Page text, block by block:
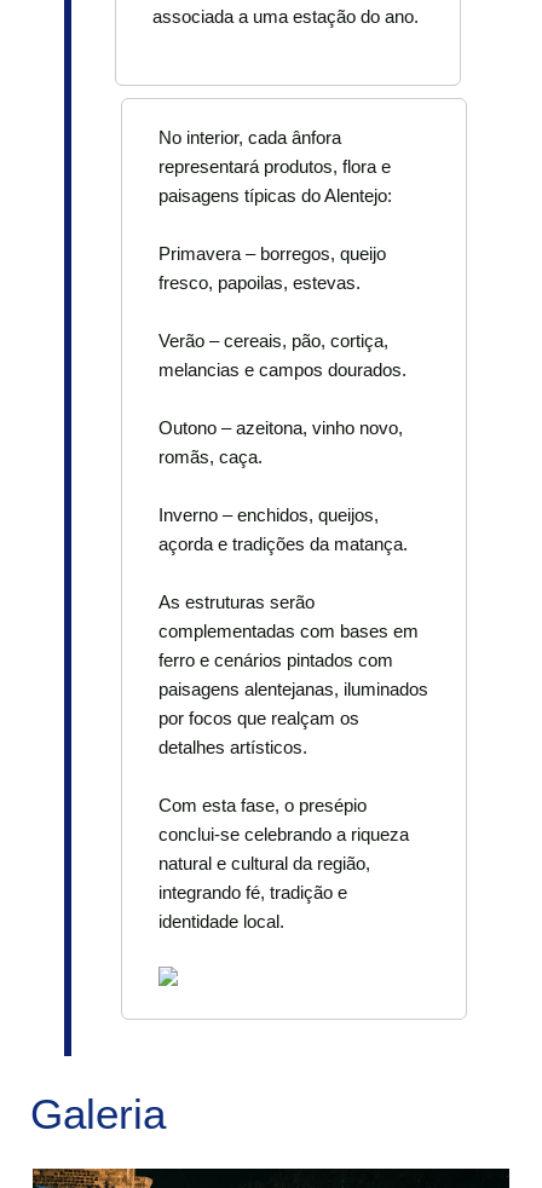
associada a uma estação do ano.
No interior, cada ânfora
representará produtos, flora e
paisagens típicas do Alentejo:
Primavera – borregos, queijo
fresco, papoilas, estevas.
Verão – cereais, pão, cortiça,
melancias e campos dourados.
Outono – azeitona, vinho novo,
romãs, caça.
Inverno – enchidos, queijos,
açorda e tradições da matança.
As estruturas serão
complementadas com bases em
ferro e cenários pintados com
paisagens alentejanas, iluminados
por focos que realçam os
detalhes artísticos.
Com esta fase, o presépio
conclui-se celebrando a riqueza
natural e cultural da região,
integrando fé, tradição e
identidade local.
Galeria